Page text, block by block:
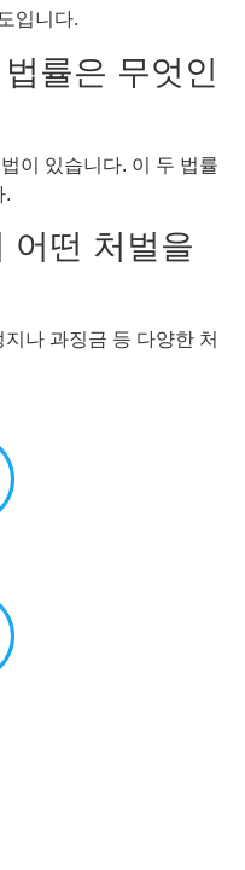
입니다.
률은 무엇인
이 있습니다. 이 두 법률
.
어떤 처벌을
나 과징금 등 다양한 처